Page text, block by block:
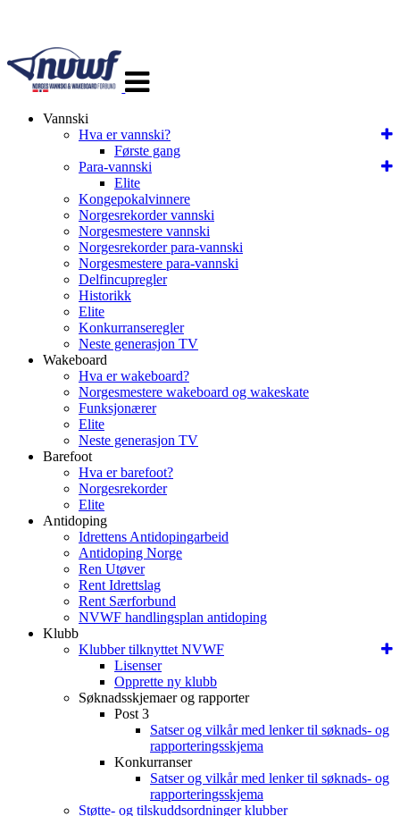
navigasjon
Vannski
Hva er vannski?
Første gang
Para-vannski
Elite
Kongepokalvinnere
Norgesrekorder vannski
Norgesmestere vannski
Norgesrekorder para-vannski
Norgesmestere para-vannski
Delfincupregler
Historikk
Elite
Konkurranseregler
Neste generasjon TV
Wakeboard
Hva er wakeboard?
Norgesmestere wakeboard og wakeskate
Funksjonærer
Elite
Neste generasjon TV
Barefoot
Hva er barefoot?
Norgesrekorder
Elite
Antidoping
Idrettens Antidopingarbeid
Antidoping Norge
Ren Utøver
Rent Idrettslag
Rent Særforbund
NVWF handlingsplan antidoping
Klubb
Klubber tilknyttet NVWF
Lisenser
Opprette ny klubb
Søknadsskjemaer og rapporter
Post 3
Satser og vilkår med lenker til søknads- og
rapporteringsskjema
Konkurranser
Satser og vilkår med lenker til søknads- og
rapporteringsskjema
Støtte- og tilskuddsordninger klubber